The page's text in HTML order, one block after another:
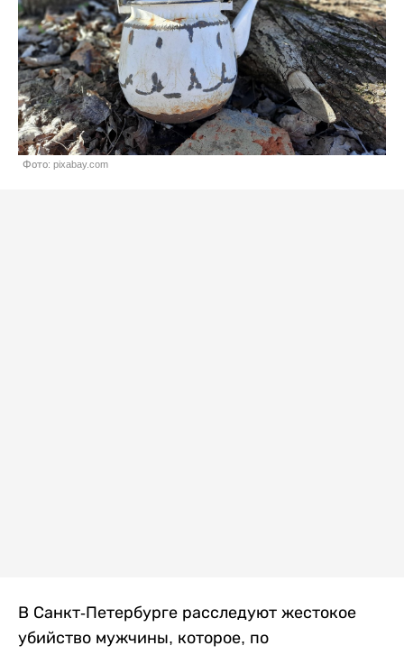
Фото: pixabay.com
В Санкт-Петербурге расследуют жестокое
убийство мужчины, которое, по